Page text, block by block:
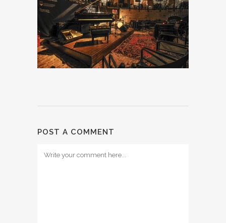
POST A COMMENT